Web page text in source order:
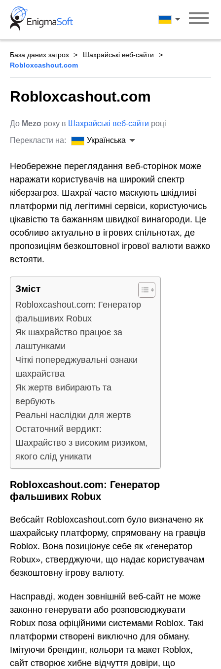
Skip
content
Українська
База даних загроз
Шахрайські веб-сайти
Robloxcashout.com
Robloxcashout.com
До Mezo року в Шахрайські веб-сайти році
Перекласти на:
Українська
Необережне переглядання веб-сторінок може
наражати користувачів на широкий спектр
кіберзагроз. Шахраї часто маскують шкідливі
платформи під легітимні сервіси, користуючись
цікавістю та бажанням швидкої винагороди. Це
особливо актуально в ігрових спільнотах, де
пропозиціям безкоштовної ігрової валюти важко
встояти.
Зміст
Robloxcashout.com: Генератор
фальшивих Robux
Як шахрайство працює за
лаштунками
Чіткі попереджувальні ознаки
шахрайства
Як жертв вибирають та
вербують
Реальні наслідки для жертв
Остаточний вердикт:
Шахрайство з високим ризиком,
якого слід уникати
Robloxcashout.com: Генератор
фальшивих Robux
Вебсайт Robloxcashout.com було визначено як
шахрайську платформу, спрямовану на гравців
Roblox. Вона позиціонує себе як «генератор
Robux», стверджуючи, що надає користувачам
безкоштовну ігрову валюту.
Насправді, жоден зовнішній веб-сайт не може
законно генерувати або розповсюджувати
Robux поза офіційними системами Roblox. Такі
платформи створені виключно для обману.
Імітуючи брендинг, кольори та макет Roblox,
сайт створює хибне відчуття довіри, що